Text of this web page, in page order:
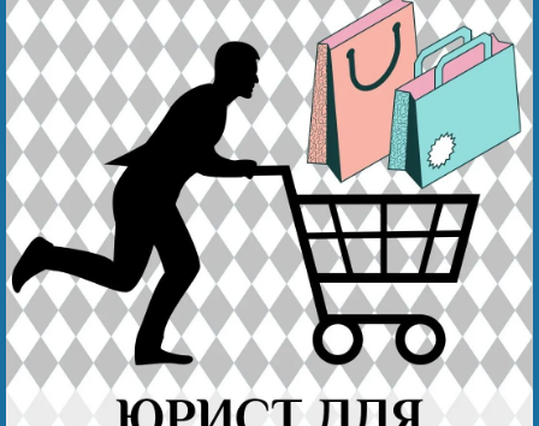
Безнең җиңү
Пожаловаться на хезмәткәре